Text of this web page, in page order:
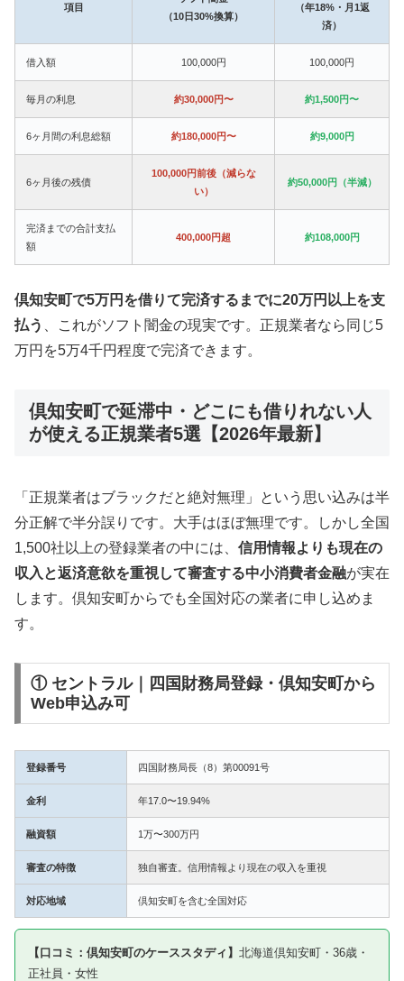
項目
（10日30%換算）
（年18%・月1返
済）
借入額 100,000円 100,000円
毎月の利息 約30,000円〜 約1,500円〜
6ヶ月間の利息総額 約180,000円〜 約9,000円
6ヶ月後の残債
100,000円前後（減らな
い）
約50,000円（半減）
完済までの合計支払
額
400,000円超 約108,000円
倶知安町で5万円を借りて完済するまでに20万円以上を支
払う
、これがソフト闇金の現実です。正規業者なら同じ5
万円を5万4千円程度で完済できます。
倶知安町で延滞中・どこにも借りれない人
が使える正規業者5選【2026年最新】
「正規業者はブラックだと絶対無理」という思い込みは半
分正解で半分誤りです。大手はほぼ無理です。しかし全国
1,500社以上の登録業者の中には、 信用情報よりも現在の
収入と返済意欲を重視して審査する中小消費者金融が実在
します。倶知安町からでも全国対応の業者に申し込めま
す。
① セントラル｜四国財務局登録・倶知安町から
Web申込み可
登録番号 四国財務局長（8）第00091号
金利 年17.0〜19.94%
融資額 1万〜300万円
審査の特徴 独自審査。信用情報より現在の収入を重視
対応地域 倶知安町を含む全国対応
【口コミ：倶知安町のケーススタディ】 北海道倶知安町・36歳・
正社員・女性